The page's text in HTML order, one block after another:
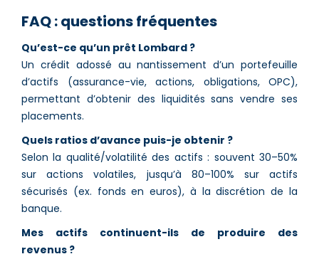
FAQ : questions fréquentes
Qu’est-ce qu’un prêt Lombard ?
Un crédit adossé au nantissement d’un portefeuille
d’actifs (assurance-vie, actions, obligations, OPC),
permettant d’obtenir des liquidités sans vendre ses
placements.
Quels ratios d’avance puis-je obtenir ?
Selon la qualité/volatilité des actifs : souvent 30–50%
sur actions volatiles, jusqu’à 80–100% sur actifs
sécurisés (ex. fonds en euros), à la discrétion de la
banque.
Mes actifs continuent-ils de produire des
revenus ?